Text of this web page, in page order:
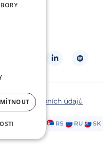
Ochrana osobních údajů
HU RS RU SK